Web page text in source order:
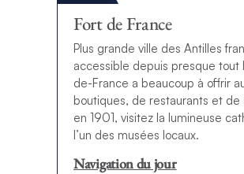
Fort de France
Plus grande ville des Antilles
accessible depuis presque tout
de-France a beaucoup à offrir
boutiques, de restaurants et de
en 1901, visitez la lumineuse
l’un des musées locaux.
Navigation du jour